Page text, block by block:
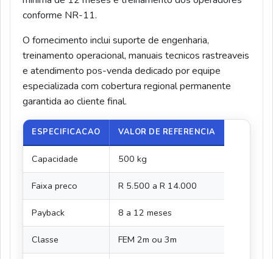
conforme NR-11.
O fornecimento inclui suporte de engenharia,
treinamento operacional, manuais tecnicos rastreaveis
e atendimento pos-venda dedicado por equipe
especializada com cobertura regional permanente
garantida ao cliente final.
ESPECIFICACAO VALOR DE REFERENCIA
Capacidade 500 kg
Faixa preco R 5.500 a R 14.000
Payback 8 a 12 meses
Classe FEM 2m ou 3m